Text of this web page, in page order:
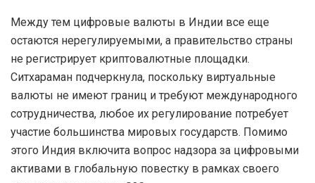
Между тем цифровые валюты в Индии все еще
остаются нерегулируемыми, а правительство страны
не регистрирует криптовалютные площадки.
Ситхараман подчеркнула, поскольку виртуальные
валюты не имеют границ и требуют международного
сотрудничества, любое их регулирование потребует
участие большинства мировых государств. Помимо
этого Индия включита вопрос надзора за цифровыми
активами в глобальную повестку в рамках своего